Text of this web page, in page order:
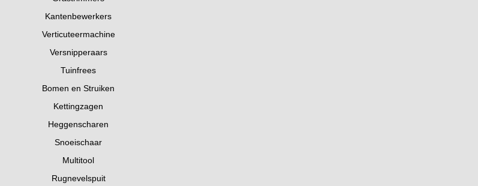
Kantenbewerkers
Verticuteermachine
Versnipperaars
Tuinfrees
Bomen en Struiken
Kettingzagen
Heggenscharen
Snoeischaar
Multitool
Rugnevelspuit